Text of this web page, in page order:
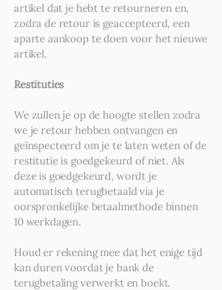
artikel dat je hebt te retourneren en,
zodra de retour is geaccepteerd, een
aparte aankoop te doen voor het nieuwe
artikel.
Restituties
We zullen je op de hoogte stellen zodra
we je retour hebben ontvangen en
geïnspecteerd om je te laten weten of de
restitutie is goedgekeurd of niet. Als
deze is goedgekeurd, wordt je
automatisch terugbetaald via je
oorspronkelijke betaalmethode binnen
10 werkdagen.
Houd er rekening mee dat het enige tijd
kan duren voordat je bank de
terugbetaling verwerkt en boekt.